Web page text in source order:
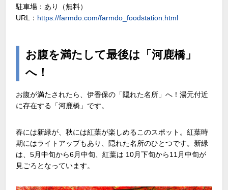
駐車場：あり（無料）
URL： https://farmdo.com/farmdo_foodstation.html
お腹を満たして最後は「河鹿橋」
へ！
お腹が満たされたら、伊香保の「隠れた名所」へ！湯元付近
に存在する「河鹿橋」です。
春には新緑が、秋には紅葉が楽しめるこのスポット。紅葉時
期にはライトアップもあり、隠れた名所のひとつです。新緑
は、5月中旬から6月中旬、紅葉は 10月下旬から11月中旬が
見ごろとなっています。